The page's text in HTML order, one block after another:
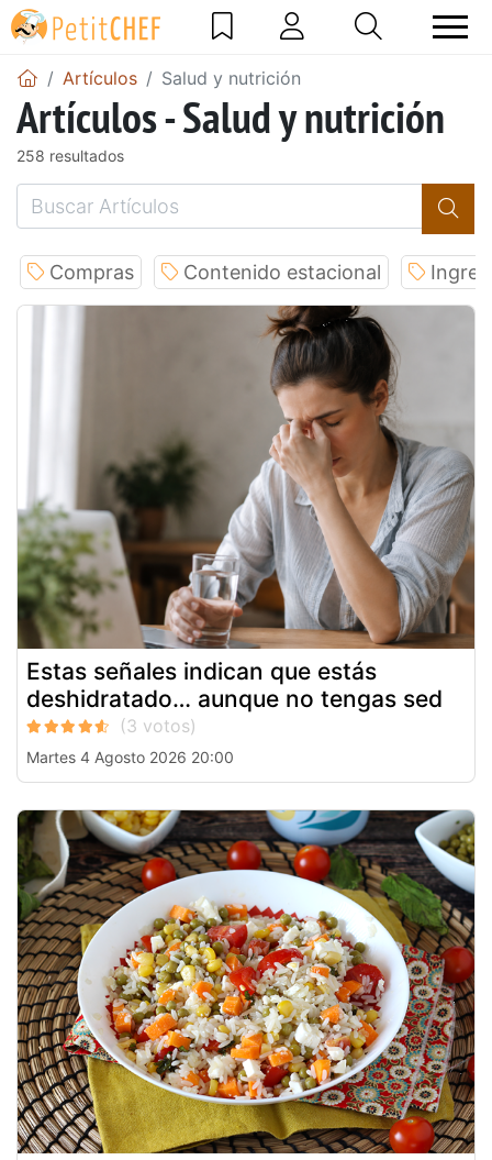
Artículos Salud y nutrición
Artículos - Salud y nutrición
258 resultados
Compras Contenido estacional
Estas señales indican que estás
deshidratado… aunque no tengas sed
Martes 4 Agosto 2026 20:00